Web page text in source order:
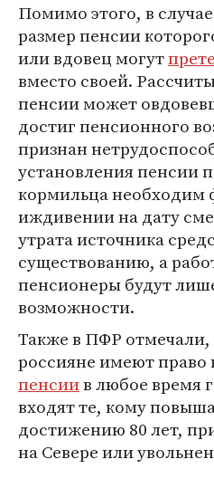
Помимо этого, в
размер пенсии
или вдовец могут
вместо своей.
пенсии может
достиг пенсионного
признан
установления пенсии
кормильца необходим
иждивении на дату
утрата источника
существованию, а
пенсионеры будут
возможности.
Также в ПФР отмечали,
россияне имеют право
пенсиив любое время
входят те, кому
достижению 80 лет,
на Севере или